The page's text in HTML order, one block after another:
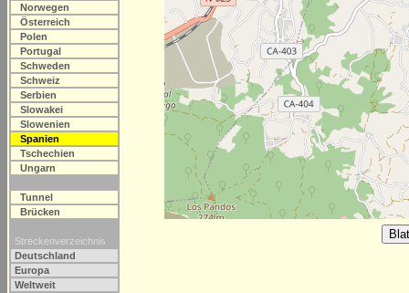
Norwegen
Österreich
Polen
Portugal
Schweden
Schweiz
Serbien
Slowakei
Slowenien
Spanien
Tschechien
Ungarn
Tunnel
Brücken
Streckenverzeichnis
Deutschland
Europa
Weltweit